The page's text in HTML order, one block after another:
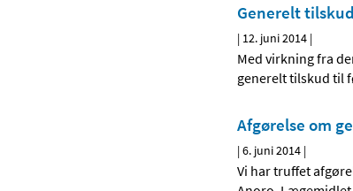
Generelt
| 12. juni 2014 |
Med virkning fra
generelt tilskud til
Afgørelse om
|6. juni 2014 |
Vi har truffet